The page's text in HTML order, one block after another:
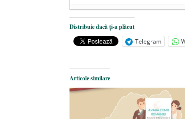
Dezvăluiri
Statul care servește
Legea Vexler produce
Distribuie dacă ți-a plăcut
Telegram
Articole similare